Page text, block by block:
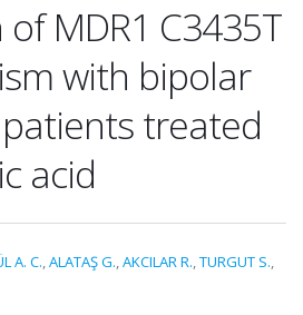
MDR1 C3435T
with bipolar
treated
acid
A. C.,ALATAŞ G.,AKCILAR R.,TURGUT S.,